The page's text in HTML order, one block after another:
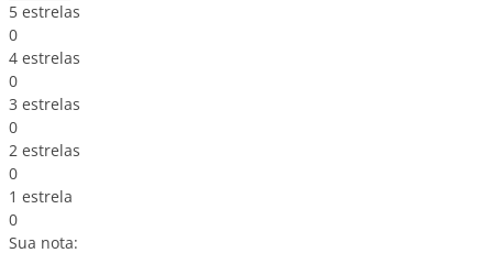
5 estrelas
0
4 estrelas
0
3 estrelas
0
2 estrelas
0
1 estrela
0
Sua nota: